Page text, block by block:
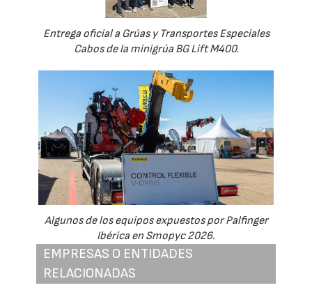
Entrega oficial a Grúas y Transportes Especiales
Cabos de la minigrúa BG Lift M400.
Algunos de los equipos expuestos por Palfinger
Ibérica en Smopyc 2026.
EMPRESAS O ENTIDADES
RELACIONADAS